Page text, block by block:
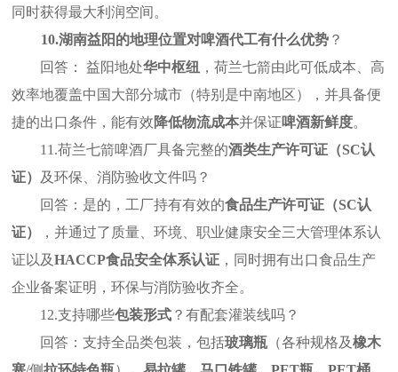
同时获得最大利润空间。
10.湖南益阳的地理位置对啤酒代工有什么优势？
回答： 益阳地处华中枢纽
，荷兰七箭由此可低成本、高
效率地覆盖中国大部分城市（特别是中南地区），并具备便
捷的出口条件，能有效降低物流成本并保证啤酒新鲜度。
11.荷兰七箭啤酒厂具备完整的酒类生产许可证（SC认
证） 及环保、消防验收文件吗？
回答：是的，工厂持有有效的食品生产许可证（SC认
证）
，并通过了质量、环境、职业健康安全三大管理体系认
证以及HACCP食品安全体系认证 ，同时拥有出口食品生产
企业备案证明，环保与消防验收齐全。
12.支持哪些包装形式 ？有配套灌装线吗？
回答：支持全品类包装，包括玻璃瓶 （各种规格及橡木